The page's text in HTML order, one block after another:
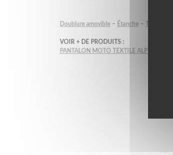
Doublure amovible - Étanche -
VOIR + DE PRODUITS :
PANTALON MOTO TEXTILE ALPINESTARS